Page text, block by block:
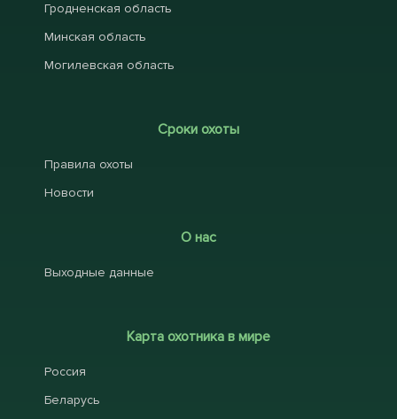
Гродненская область
Минская область
Могилевская область
Сроки охоты
Правила охоты
Новости
О нас
Выходные данные
Карта охотника в мире
Россия
Беларусь